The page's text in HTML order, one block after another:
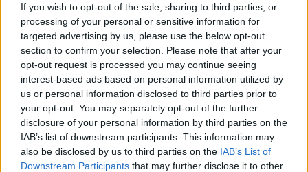
If you wish to opt-out of the sale, sharing to third parties, or
processing of your personal or sensitive information for
targeted advertising by us, please use the below opt-out
section to confirm your selection. Please note that after your
opt-out request is processed you may continue seeing
interest-based ads based on personal information utilized by
us or personal information disclosed to third parties prior to
your opt-out. You may separately opt-out of the further
disclosure of your personal information by third parties on the
IAB’s list of downstream participants. This information may
also be disclosed by us to third parties on the IAB’s List of
Downstream Participants that may further disclose it to other
bevezetett új adók fényében - felmerül a kérdés:
lesz-e ebből túladagolás?
A kiegyensúlyozottabb társasági adórendszer érdekében ki
kellene vezetni a torzító hatású ágazati különadókat -
fogalmazta meg határozott ajánlását Magyarország
számára az Európai Tanács az Európai Bizottság javaslata
alapján a nemrégiben elfogadott 2014-es országspecifikus
ajánlások keretében. A kormány ezt a lehetőséget -
ahogyan korábban is tette - legalább ennyire...